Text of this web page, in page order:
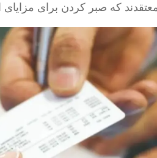
که صبر کردن برای